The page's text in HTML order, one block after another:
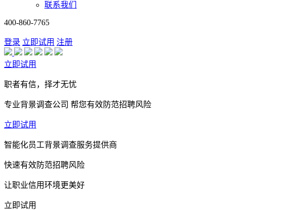
联系我们
400-860-7765
登录 立即试用 注册
立即试用
职者有信，择才无忧
专业背景调查公司 帮您有效防范招聘风险
立即试用
智能化员工背景调查服务提供商
快速有效防范招聘风险
让职业信用环境更美好
立即试用